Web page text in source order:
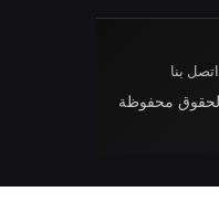
اتصل بنا